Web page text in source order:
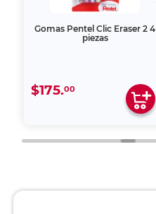
Gomas Pentel Clic Eraser 2 4
piezas
$175.00